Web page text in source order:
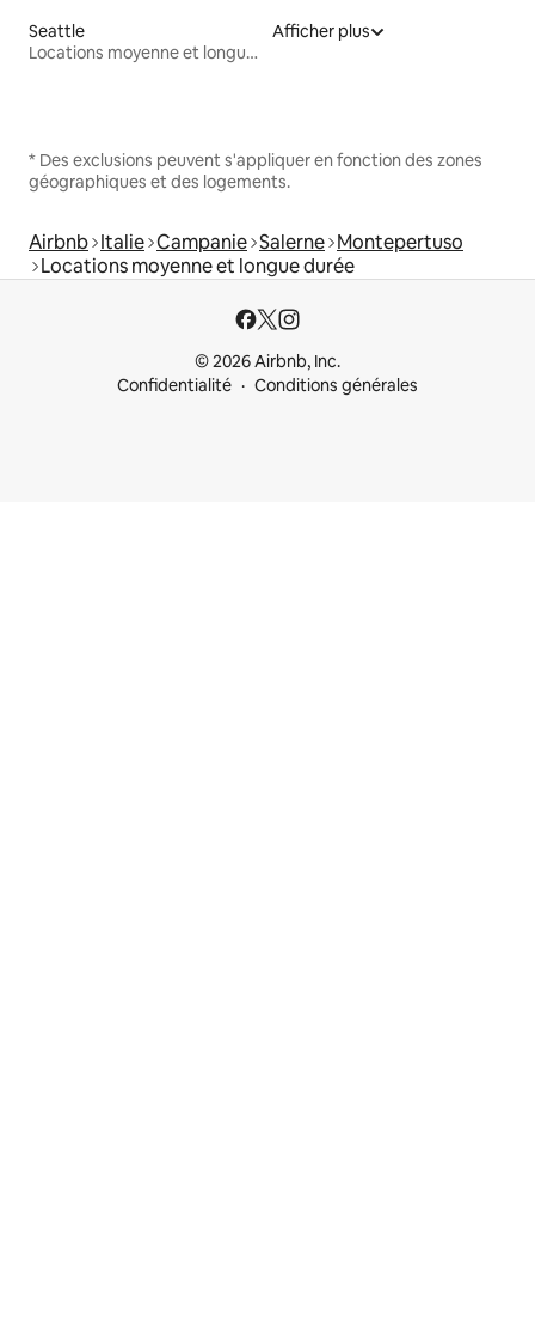
Seattle
Locations moyenne et longue durée
Afficher plus
* Des exclusions peuvent s'appliquer en fonction des zones
géographiques et des logements.
Airbnb Italie Campanie Salerne Montepertuso
Locations moyenne et longue durée
© 2026 Airbnb, Inc.
Confidentialité
Conditions générales